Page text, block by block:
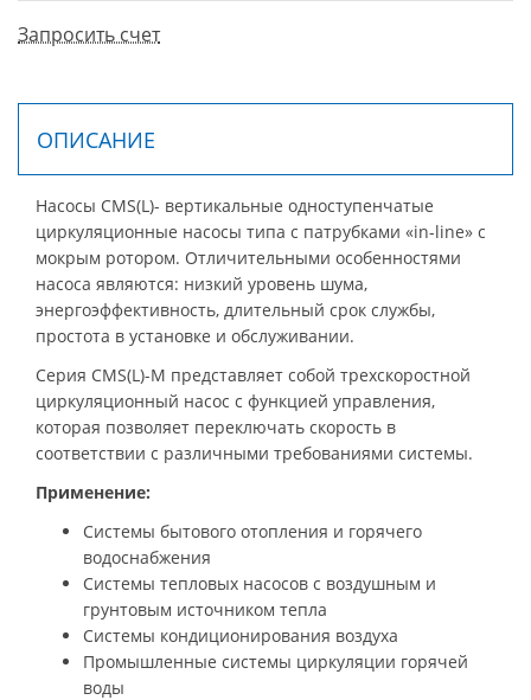
Запросить счет
ОПИСАНИЕ
Насосы CMS(L)- вертикальные одноступенчатые
циркуляционные насосы типа с патрубками «in-line» с
мокрым ротором. Отличительными особенностями
насоса являются: низкий уровень шума,
энергоэффективность, длительный срок службы,
простота в установке и обслуживании.
Серия CMS(L)-M представляет собой трехскоростной
циркуляционный насос с функцией управления,
которая позволяет переключать скорость в
соответствии с различными требованиями системы.
Применение:
Системы бытового отопления и горячего
водоснабжения
Системы тепловых насосов с воздушным и
грунтовым источником тепла
Системы кондиционирования воздуха
Промышленные системы циркуляции горячей
воды